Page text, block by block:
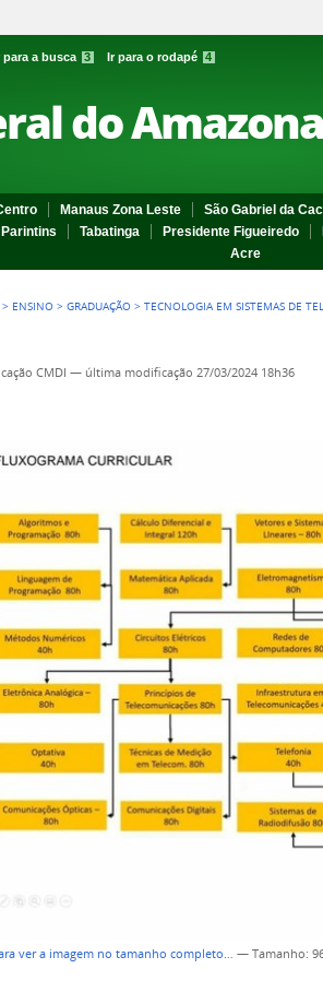
para a busca 3 Ir para o rodapé 4
do
Manaus Zona Leste São Gabriel da
Parintins Tabatinga Presidente Figueiredo
Acre
> ENSINO >GRADUAÇÃO >TECNOLOGIA EM SISTEMAS DE
CMDI — última modificação 27/03/2024 18h36
ver a imagem no tamanho completo… —Tamanho: